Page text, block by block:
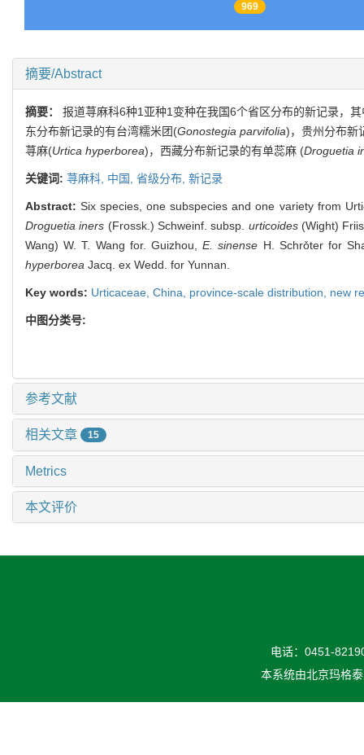
969
摘要/Abstract
摘要：报道荨麻科6种1亚种1变种在我国6个省区分布的新记录，
东分布新记录的有台湾糯米团(Gonostegia parvifolia)，贵州分布新
荨麻(Urtica hyperborea)，西藏分布新记录的有单蕊麻 (Droguetia
关键词: 荨麻科, 中国, 省级分布, 新记录
Abstract:Six species, one subspecies and one variety from
Droguetia iners (Frossk.) Schweinf. subsp. urticoides(Wight)
Wang) W. T. Wang for. Guizhou,E. sinense H. Schrǒter for
hyperborea Jacq. ex Wedd. for Yunnan.
Key words: Urticaceae, China, province-scale distribution, new
中图分类号:
参考文献
相关文章 15
Metrics
本文评价
电话：0451-
本系统由北京玛格